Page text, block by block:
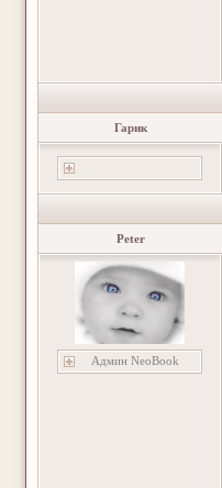
Гарик
Peter
Админ NeoBook